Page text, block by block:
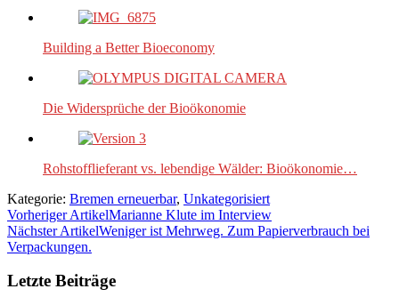
Building a Better Bioeconomy
Die Widersprüche der Bioökonomie
Rohstofflieferant vs. lebendige Wälder: Bioökonomie…
Kategorie: Bremen erneuerbar, Unkategorisiert
Vorheriger ArtikelMarianne Klute im Interview
Nächster ArtikelWeniger ist Mehrweg. Zum Papierverbrauch bei
Verpackungen.
Letzte Beiträge